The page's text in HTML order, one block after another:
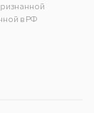
в РФ